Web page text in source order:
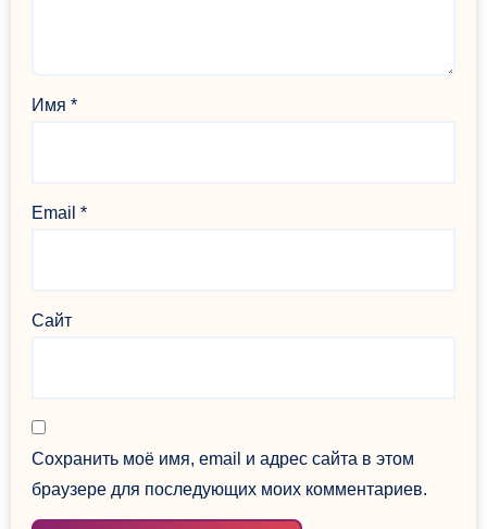
Имя*
Email*
Сайт
Сохранить моё имя, email и адрес сайта в этом
браузере для последующих моих комментариев.